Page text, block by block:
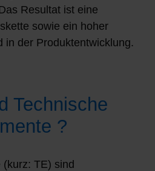
Resultat ist eine
sowie ein hoher
in der Produktentwicklung.
Technische
?
TE) sind